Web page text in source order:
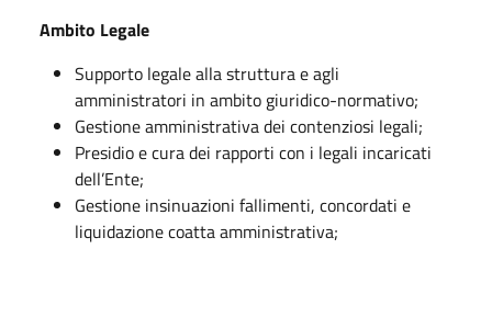
Ambito Legale
Supporto legale alla struttura e agli
amministratori in ambito giuridico-normativo;
Gestione amministrativa dei contenziosi legali;
Presidio e cura dei rapporti con i legali incaricati
dell’Ente;
Gestione insinuazioni fallimenti, concordati e
liquidazione coatta amministrativa;